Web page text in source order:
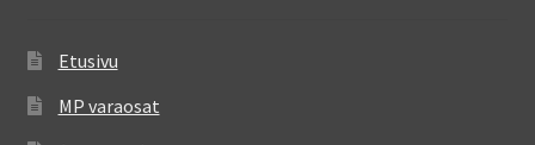
Etusivu
MP varaosat